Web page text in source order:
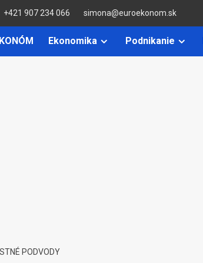
+421 907 234 066 simona@euroekonom.sk
Ekonomika Podnikanie
PODVODY